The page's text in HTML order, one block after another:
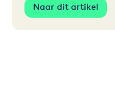
Naar dit artikel